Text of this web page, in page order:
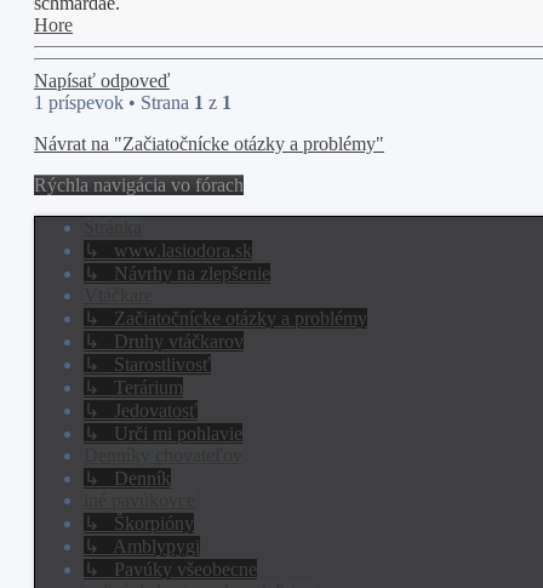
Hore
Napísať odpoveď
1 príspevok • Strana 1 z 1
Návrat na "Začiatočnícke otázky a problémy"
Rýchla navigácia vo fórach
↳ www.lasiodora.sk
↳ Návrhy na zlepšenie
↳ Začiatočnícke otázky a problémy
↳ Druhy vtáčkarov
↳ Starostlivosť
↳ Terárium
↳ Jedovatosť
↳ Urči mi pohlavie
↳ Denník
↳ Škorpióny
↳ Amblypygi
↳ Pavúky všeobecne